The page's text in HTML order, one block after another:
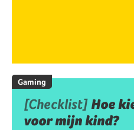
Gaming
[Checklist] Hoe
voor mijn kind?